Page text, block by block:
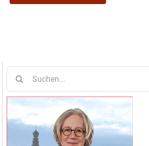
nach: